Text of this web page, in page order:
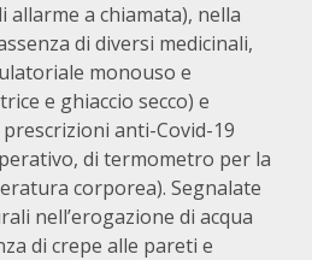
allarme a chiamata), nella
di diversi medicinali,
monouso e
e ghiaccio secco) e
prescrizioni anti-Covid-19
di termometro per la
corporea). Segnalate
nell’erogazione di acqua
di crepe alle pareti e